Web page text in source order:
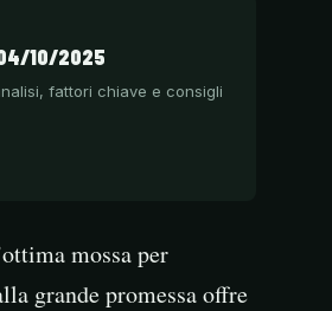
04/10/2025
fattori chiave e consigli
mossa per
grande promessa offre